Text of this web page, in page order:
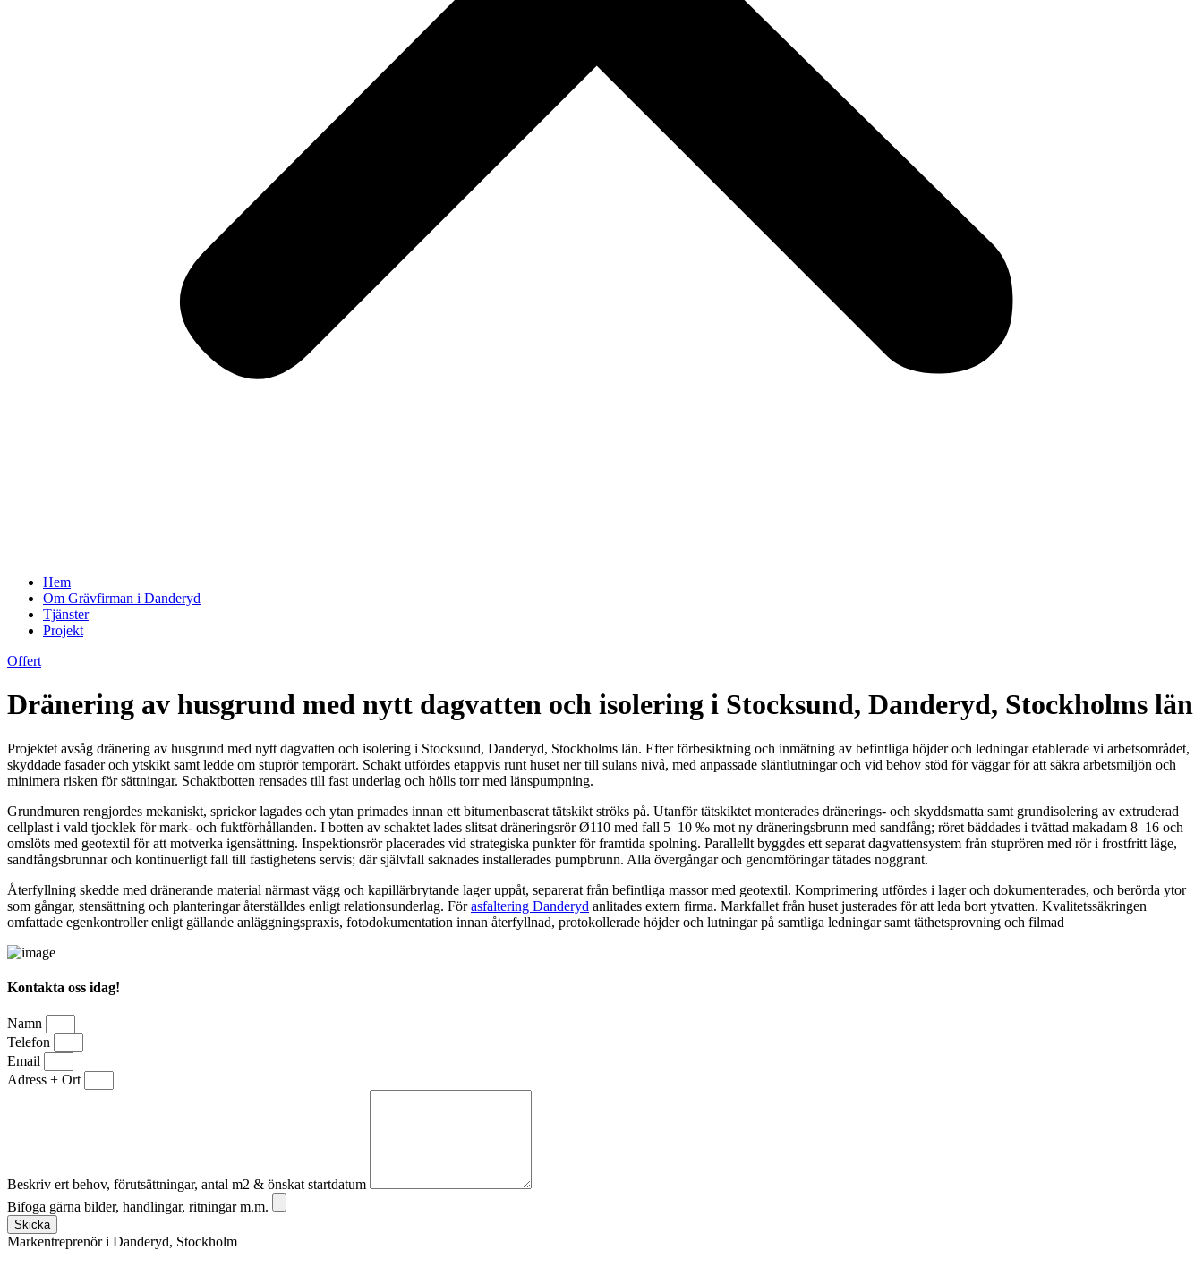
Hem
Om Grävfirman i Danderyd
Tjänster
Projekt
Offert
Dränering av husgrund med nytt dagvatten och isolering i Stocksund, Danderyd, Stockholms län
Projektet avsåg dränering av husgrund med nytt dagvatten och isolering i Stocksund, Danderyd, Stockholms län. Efter förbesiktning och inmätning av befintliga höjder och ledningar etablerade vi arbetsområdet,
skyddade fasader och ytskikt samt ledde om stuprör temporärt. Schakt utfördes etappvis runt huset ner till sulans nivå, med anpassade släntlutningar och vid behov stöd för väggar för att säkra arbetsmiljön och
minimera risken för sättningar. Schaktbotten rensades till fast underlag och hölls torr med länspumpning.
Grundmuren rengjordes mekaniskt, sprickor lagades och ytan primades innan ett bitumenbaserat tätskikt ströks på. Utanför tätskiktet monterades dränerings- och skyddsmatta samt grundisolering av extruderad
cellplast i vald tjocklek för mark- och fuktförhållanden. I botten av schaktet lades slitsat dräneringsrör Ø110 med fall 5–10 ‰ mot ny dräneringsbrunn med sandfång; röret bäddades i tvättad makadam 8–16 och
omslöts med geotextil för att motverka igensättning. Inspektionsrör placerades vid strategiska punkter för framtida spolning. Parallellt byggdes ett separat dagvattensystem från stuprören med rör i frostfritt läge,
sandfångsbrunnar och kontinuerligt fall till fastighetens servis; där självfall saknades installerades pumpbrunn. Alla övergångar och genomföringar tätades noggrant.
Återfyllning skedde med dränerande material närmast vägg och kapillärbrytande lager uppåt, separerat från befintliga massor med geotextil. Komprimering utfördes i lager och dokumenterades, och berörda ytor
som gångar, stensättning och planteringar återställdes enligt relationsunderlag. Förasfaltering Danderyd anlitades extern firma. Markfallet från huset justerades för att leda bort ytvatten. Kvalitetssäkringen
omfattade egenkontroller enligt gällande anläggningspraxis, fotodokumentation innan återfyllnad, protokollerade höjder och lutningar på samtliga ledningar samt täthetsprovning och filmad
Kontakta oss idag!
Namn
Telefon
Email
Adress + Ort
Beskriv ert behov, förutsättningar, antal m2 & önskat startdatum
Bifoga gärna bilder, handlingar, ritningar m.m.
Skicka
Markentreprenör i Danderyd, Stockholm